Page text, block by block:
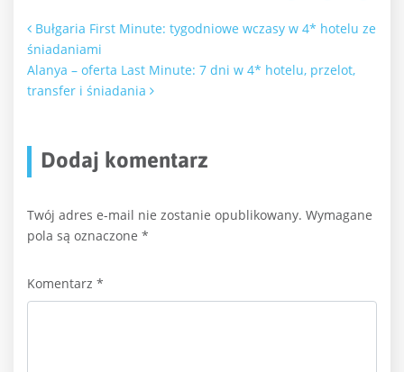
Nawigacja po artykułach
Bułgaria First Minute: tygodniowe wczasy w 4* hotelu ze
śniadaniami
Alanya – oferta Last Minute: 7 dni w 4* hotelu, przelot,
transfer i śniadania
Dodaj komentarz
Twój adres e-mail nie zostanie opublikowany. Wymagane
pola są oznaczone *
Komentarz *